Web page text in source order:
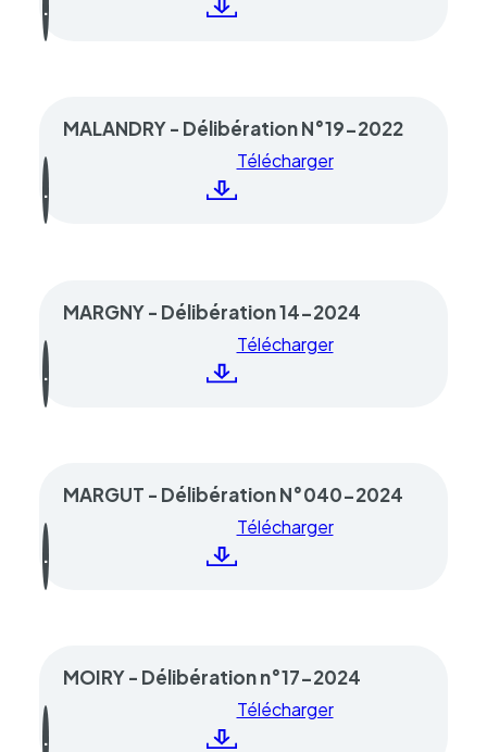
MALANDRY - Délibération N°19-2022
Télécharger
MARGNY - Délibération 14-2024
Télécharger
MARGUT - Délibération N°040-2024
Télécharger
MOIRY - Délibération n°17-2024
Télécharger